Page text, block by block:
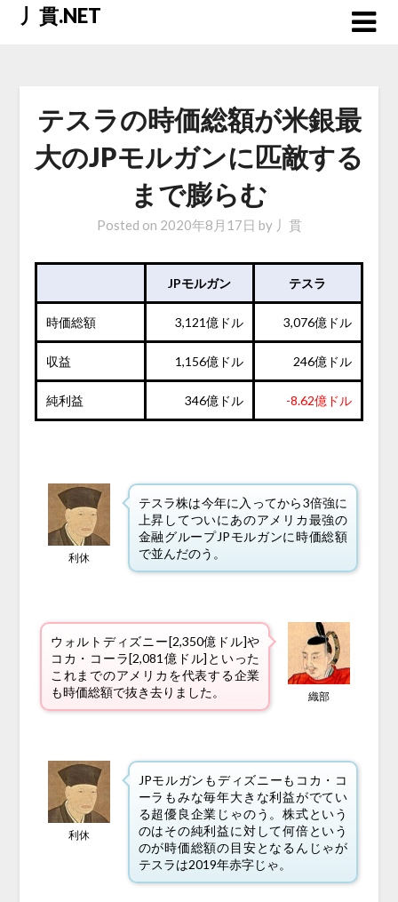
Skip丿貫.NET
テスラの時価総額が米銀最
大のJPモルガンに匹敵する
まで膨らむ
Posted on 2020年8月17日 by 丿貫
JPモルガン テスラ
時価総額 3,121億ドル 3,076億ドル
収益 1,156億ドル 246億ドル
純利益 346億ドル -8.62億ドル
利休
テスラ株は今年に入ってから3倍強に
上昇してついにあのアメリカ最強の
金融グループJPモルガンに時価総額
で並んだのう。
ウォルトディズニー[2,350億ドル]や
コカ・コーラ[2,081億ドル]といった
これまでのアメリカを代表する企業
も時価総額で抜き去りました。
織部
利休
JPモルガンもディズニーもコカ・コ
ーラもみな毎年大きな利益がでてい
る超優良企業じゃのう。株式という
のはその純利益に対して何倍という
のが時価総額の目安となるんじゃが
テスラは2019年赤字じゃ。